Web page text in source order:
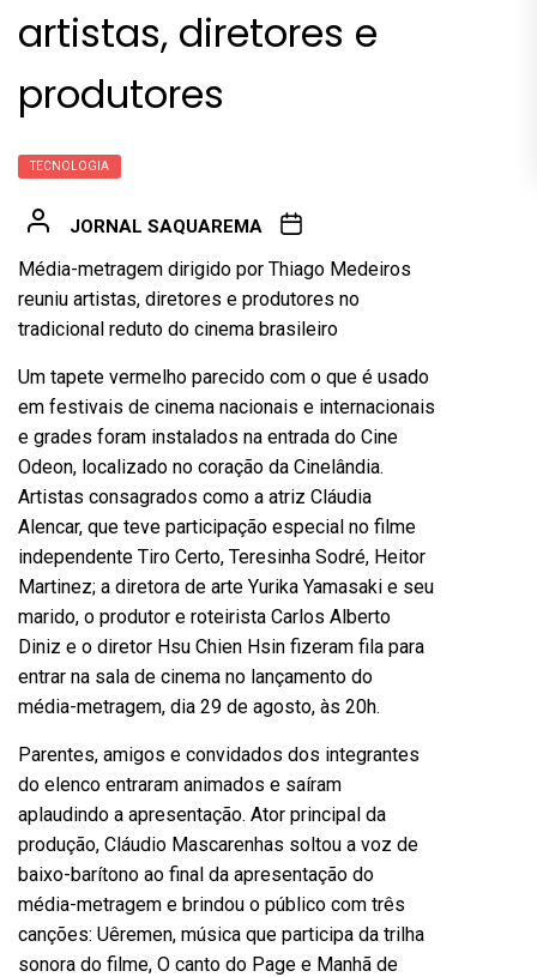
artistas, diretores e
produtores
TECNOLOGIA
JORNAL SAQUAREMA
Média-metragem dirigido por Thiago Medeiros
reuniu artistas, diretores e produtores no
tradicional reduto do cinema brasileiro
Um tapete vermelho parecido com o que é usado
em festivais de cinema nacionais e internacionais
e grades foram instalados na entrada do Cine
Odeon, localizado no coração da Cinelândia.
Artistas consagrados como a atriz Cláudia
Alencar, que teve participação especial no filme
independente Tiro Certo, Teresinha Sodré, Heitor
Martinez; a diretora de arte Yurika Yamasaki e seu
marido, o produtor e roteirista Carlos Alberto
Diniz e o diretor Hsu Chien Hsin fizeram fila para
entrar na sala de cinema no lançamento do
média-metragem, dia 29 de agosto, às 20h.
Parentes, amigos e convidados dos integrantes
do elenco entraram animados e saíram
aplaudindo a apresentação. Ator principal da
produção, Cláudio Mascarenhas soltou a voz de
baixo-barítono ao final da apresentação do
média-metragem e brindou o público com três
canções: Uêremen, música que participa da trilha
sonora do filme, O canto do Page e Manhã de